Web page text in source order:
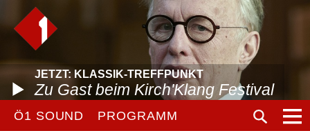
JETZT: KLASSIK-TREFFPUNKT
Zu Gast beim Kirch'Klang Festival
Ö1 SOUND PROGRAMM